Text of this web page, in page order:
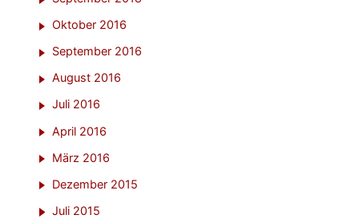
Oktober 2016
September 2016
August 2016
Juli 2016
April 2016
März 2016
Dezember 2015
Juli 2015